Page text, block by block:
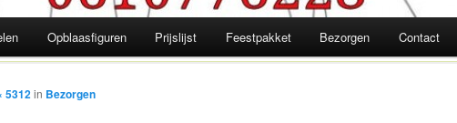
Opblaasfiguren Prijslijst Feestpakket Bezorgen Contact
5312in Bezorgen